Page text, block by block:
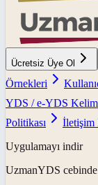
Ücretsiz Üye Ol
Örnekleri
YDS / e-YDS
Politikası
İletişim
Uygulamayı indir
UzmanYDS